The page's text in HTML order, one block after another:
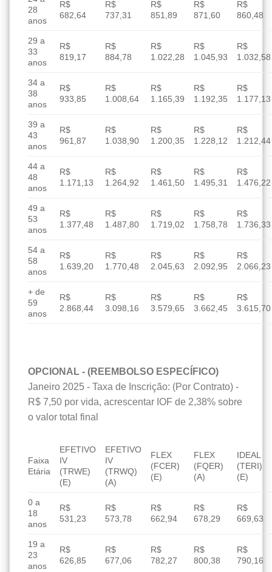
28
anos
R$
682,64
R$
737,31
R$
851,89
R$
871,60
R$
860,48
29 a
33
anos
R$
819,17
R$
884,78
R$
1.022,28
R$
1.045,93
R$
1.032,58
34 a
38
anos
R$
933,85
R$
1.008,64
R$
1.165,39
R$
1.192,35
R$
1.177,13
39 a
43
anos
R$
961,87
R$
1.038,90
R$
1.200,35
R$
1.228,12
R$
1.212,44
44 a
48
anos
R$
1.171,13
R$
1.264,92
R$
1.461,50
R$
1.495,31
R$
1.476,22
49 a
53
anos
R$
1.377,48
R$
1.487,80
R$
1.719,02
R$
1.758,78
R$
1.736,33
54 a
58
anos
R$
1.639,20
R$
1.770,48
R$
2.045,63
R$
2.092,95
R$
2.066,23
+ de
59
anos
R$
2.868,44
R$
3.098,16
R$
3.579,65
R$
3.662,45
R$
3.615,70
OPCIONAL - (REEMBOLSO ESPECÍFICO)
Janeiro 2025 - Taxa de Inscrição: (Por Contrato) -
R$ 7,50 por vida, acrescentar IOF de 2,38% sobre
o valor total final
Faixa
Etária
EFETIVO
IV
(TRWE)
(E)
EFETIVO
IV
(TRWQ)
(A)
FLEX
(FCER)
(E)
FLEX
(FQER)
(A)
IDEAL
(TERI)
(E)
0 a
18
anos
R$
531,23
R$
573,78
R$
662,94
R$
678,29
R$
669,63
19 a
23
anos
R$
626,85
R$
677,06
R$
782,27
R$
800,38
R$
790,16